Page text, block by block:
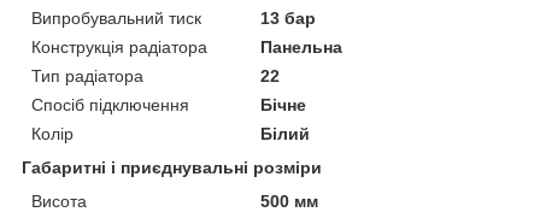
Випробувальний тиск
13 бар
Конструкція радіатора
Панельна
Тип радіатора
22
Спосіб підключення
Бічне
Колір
Білий
Габаритні і приєднувальні розміри
Висота
500 мм